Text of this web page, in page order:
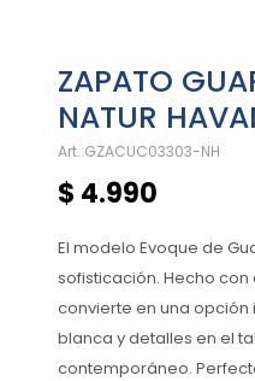
ZAPATO
NATUR
GZACUC03303-NH
$ 4.990
El modelo Evoque de
sofisticación. Hecho
convierte en una
blanca y detalles en el
contemporáneo.